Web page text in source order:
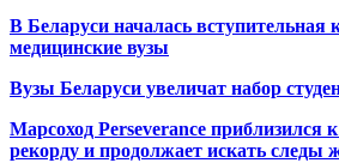
В Беларуси началась вступительная
медицинские вузы
Вузы Беларуси увеличат набор
Марсоход Perseverance приблизился
рекорду и продолжает искать следы